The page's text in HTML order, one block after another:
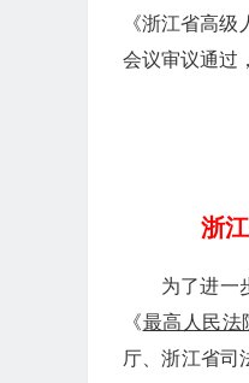
《浙江省高
会议审议通过
浙
为了进一
《最高人民法
厅、浙江省司